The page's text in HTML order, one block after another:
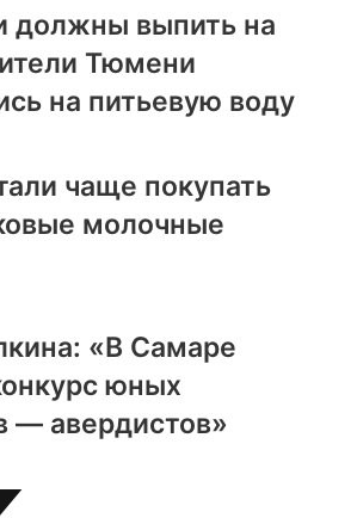
должны выпить на
Тюмени
на питьевую воду
чаще покупать
молочные
«В Самаре
юных
— авердистов»